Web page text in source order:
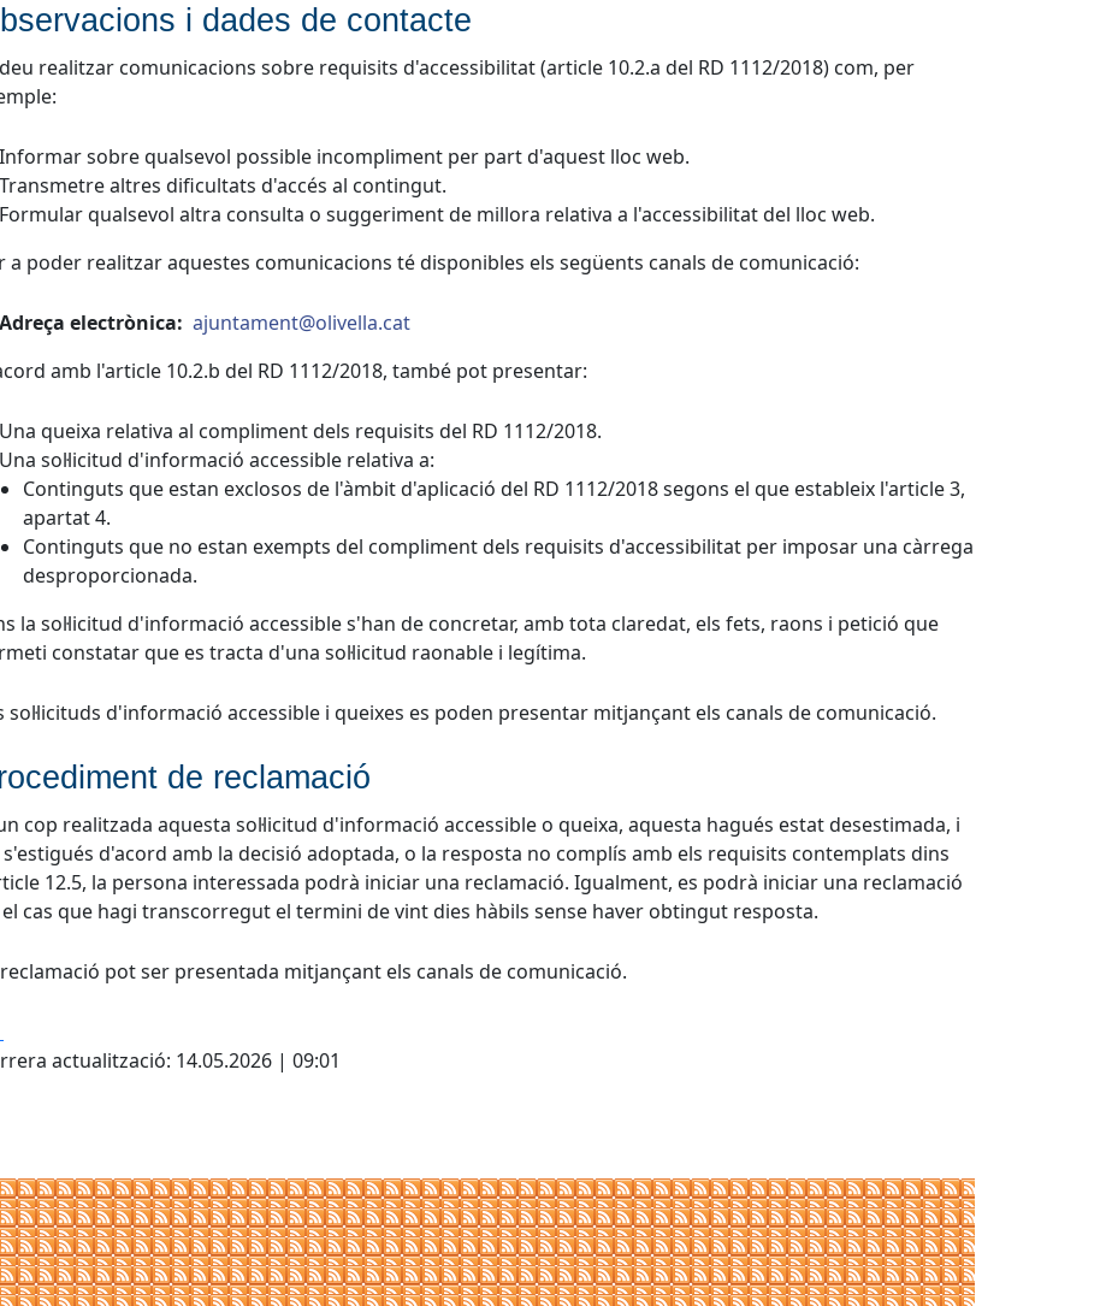
i dades de contacte
realitzar comunicacions sobre requisits d'accessibilitat (article 10.2.a del RD 1112/2018) com, per
Informar sobre qualsevol possible incompliment per part d'aquest lloc web.
Transmetre altres dificultats d'accés al contingut.
Formular qualsevol altra consulta o suggeriment de millora relativa a l'accessibilitat del lloc web.
a poder realitzar aquestes comunicacions té disponibles els següents canals de comunicació:
Adreça electrònica: ajuntament@olivella.cat
amb l'article 10.2.b del RD 1112/2018, també pot presentar:
Una queixa relativa al compliment dels requisits del RD 1112/2018.
Una sol·licitud d'informació accessible relativa a:
Continguts que estan exclosos de l'àmbit d'aplicació del RD 1112/2018 segons el que estableix l'article 3,
apartat 4.
Continguts que no estan exempts del compliment dels requisits d'accessibilitat per imposar una càrrega
desproporcionada.
la sol·licitud d'informació accessible s'han de concretar, amb tota claredat, els fets, raons i petició que
constatar que es tracta d'una sol·licitud raonable i legítima.
sol·licituds d'informació accessible i queixes es poden presentar mitjançant els canals de comunicació.
de reclamació
cop realitzada aquesta sol·licitud d'informació accessible o queixa, aquesta hagués estat desestimada, i
d'acord amb la decisió adoptada, o la resposta no complís amb els requisits contemplats dins
12.5, la persona interessada podrà iniciar una reclamació. Igualment, es podrà iniciar una reclamació
cas que hagi transcorregut el termini de vint dies hàbils sense haver obtingut resposta.
pot ser presentada mitjançant els canals de comunicació.
actualització: 14.05.2026 | 09:01